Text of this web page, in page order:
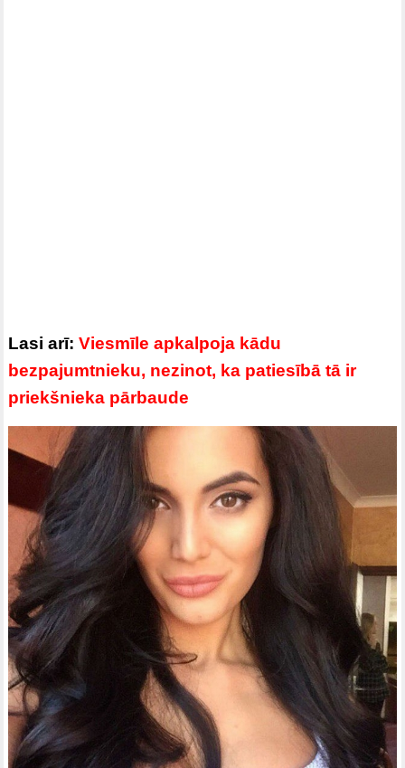
Lasi arī:Viesmīle apkalpoja kādu
bezpajumtnieku, nezinot, ka patiesībā tā ir
priekšnieka pārbaude